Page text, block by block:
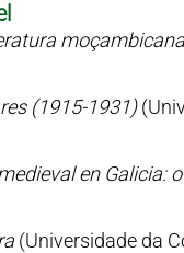
(1915-1931)
en Galicia:
(Universidade da